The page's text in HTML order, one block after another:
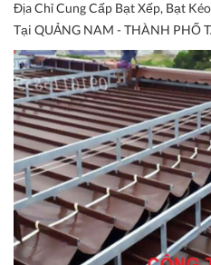
Địa Chỉ Cung Cấp Bạt Xếp, Bạt
Tại QUẢNG NAM - THÀNH PHỐ